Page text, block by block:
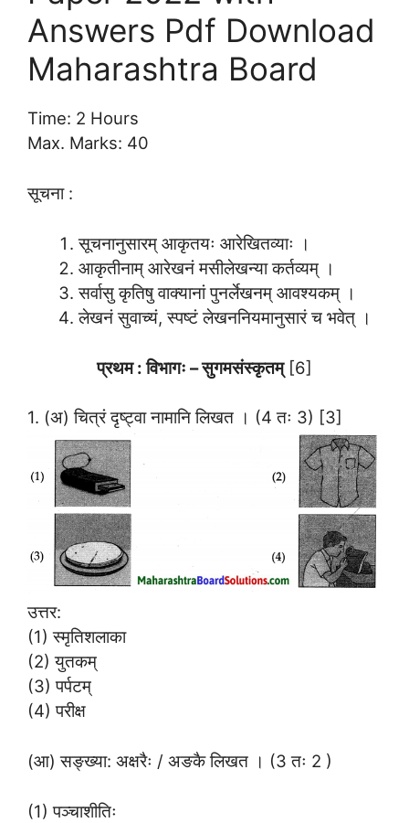
Answers Pdf Download
Maharashtra Board
Time: 2 Hours
Max. Marks: 40
सूचना :
सूचनानुसारम् आकृतयः आरेखितव्याः ।
आकृतीनाम् आरेखनं मसीलेखन्या कर्तव्यम् ।
सर्वासु कृतिषु वाक्यानां पुनर्लेखनम् आवश्यकम् ।
लेखनं सुवाच्यं, स्पष्टं लेखननियमानुसारं च भवेत् ।
प्रथम : विभागः – सुगमसंस्कृतम्[6]
1. (अ) चित्रं दृष्ट्वा नामानि लिखत । (4 तः 3) [3]
उत्तर:
(1) स्मृतिशलाका
(2) युतकम्
(3) पर्पटम्
(4) परीक्ष
(आ) सङ्ख्या: अक्षरैः / अङकै लिखत । (3 तः 2 )
(1) पञ्चाशीतिः